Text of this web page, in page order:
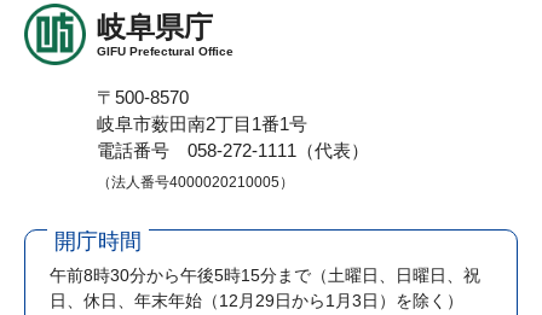
岐阜県庁
GIFU Prefectural Office
〒500-8570
岐阜市薮田南2丁目1番1号
電話番号 058-272-1111（代表）
（法人番号4000020210005）
開庁時間
午前8時30分から午後5時15分まで （土曜日、日曜日、祝
日、休日、年末年始（12月29日から1月3日）を除く）